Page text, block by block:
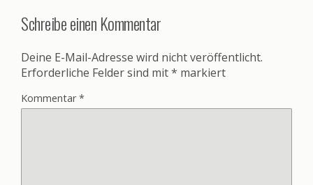
Schreibe einen Kommentar
Deine E-Mail-Adresse wird nicht veröffentlicht.
Erforderliche Felder sind mit* markiert
Kommentar*